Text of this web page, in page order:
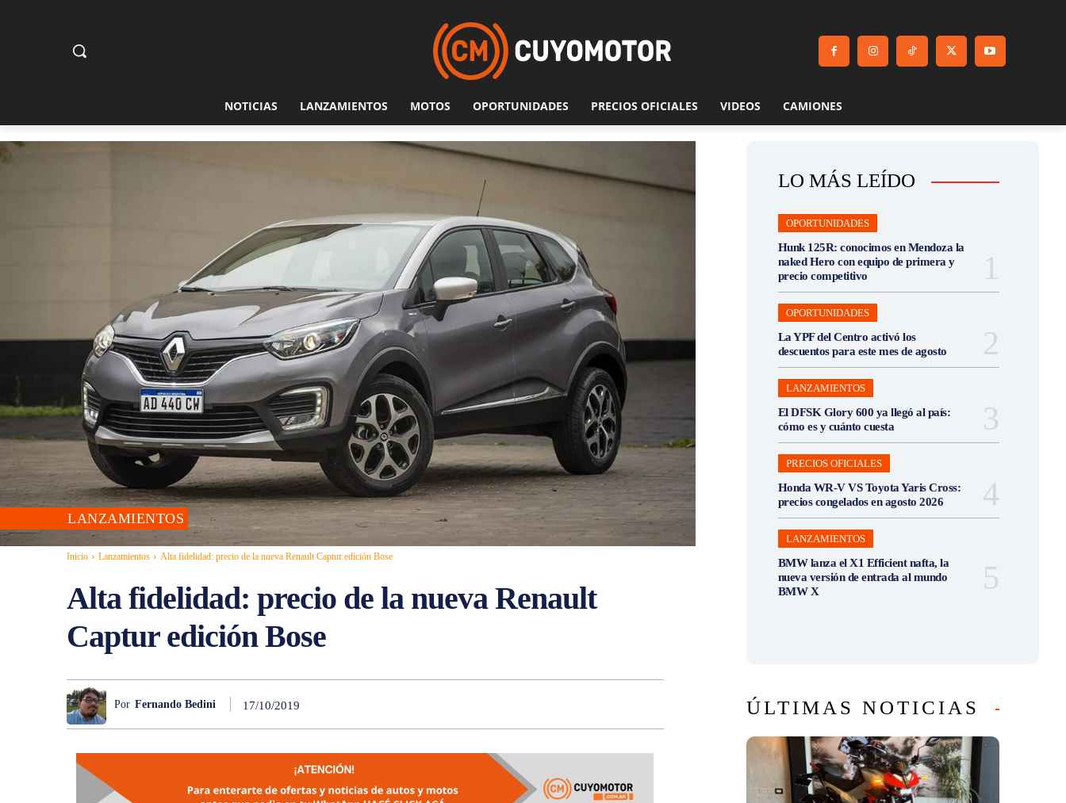
NOTICIAS LANZAMIENTOS MOTOS OPORTUNIDADES PRECIOS OFICIALES VIDEOS CAMIONES
LANZAMIENTOS
Inicio Lanzamientos Alta fidelidad: precio de la nueva Renault Captur edición Bose
Alta fidelidad: precio de la nueva Renault
Captur edición Bose
Por Fernando Bedini 17/10/2019
LO MÁS LEÍDO
OPORTUNIDADES
Hunk 125R: conocimos en Mendoza la
naked Hero con equipo de primera y
precio competitivo
OPORTUNIDADES
La YPF del Centro activó los
descuentos para este mes de agosto
LANZAMIENTOS
El DFSK Glory 600 ya llegó al país:
cómo es y cuánto cuesta
PRECIOS OFICIALES
Honda WR-V VS Toyota Yaris Cross:
precios congelados en agosto 2026
LANZAMIENTOS
BMW lanza el X1 Efficient nafta, la
nueva versión de entrada al mundo
BMW X
ÚLTIMAS NOTICIAS